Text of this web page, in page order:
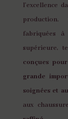
l’excellence
production.
fabriquées
supérieure,
conçues
grande
soignées et
aux